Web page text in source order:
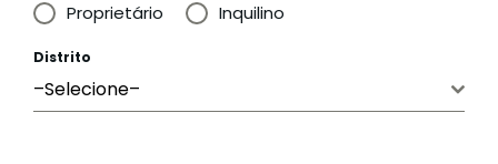
Proprietário Inquilino
Distrito
–Selecione–